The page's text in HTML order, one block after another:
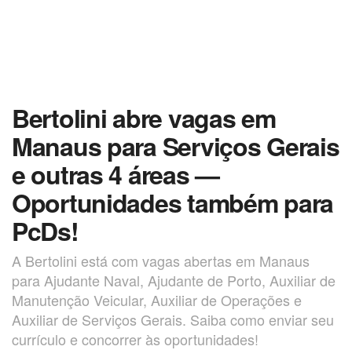
Bertolini abre vagas em
Manaus para Serviços Gerais
e outras 4 áreas —
Oportunidades também para
PcDs!
A Bertolini está com vagas abertas em Manaus
para Ajudante Naval, Ajudante de Porto, Auxiliar de
Manutenção Veicular, Auxiliar de Operações e
Auxiliar de Serviços Gerais. Saiba como enviar seu
currículo e concorrer às oportunidades!